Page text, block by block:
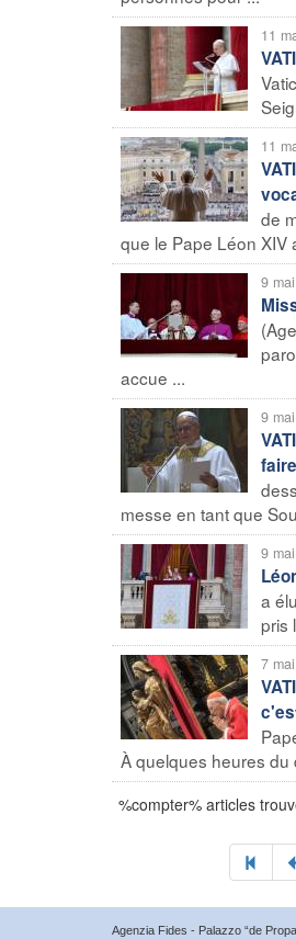
11
11
de
que le Pape Léon XIV
9
accue ...
9
messe en tant que
9
a
pris
7
À quelques heures du
%compter% articles
Agenzia Fides - Palazzo “de